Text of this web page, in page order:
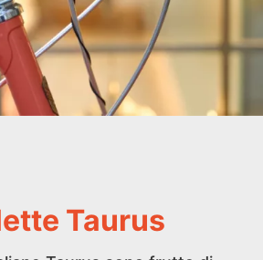
Taurus